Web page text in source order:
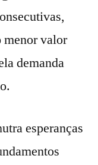
menor valor
demanda
esperanças